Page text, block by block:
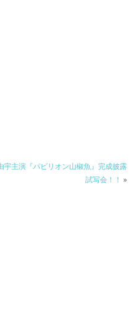
宇主演『パビリオン山椒魚』完成披露
試写会！！ »